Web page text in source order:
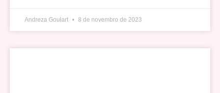
Andreza Goulart 8 de novembro de 2023